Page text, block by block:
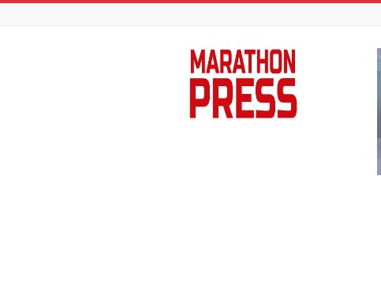
Marathon
Press